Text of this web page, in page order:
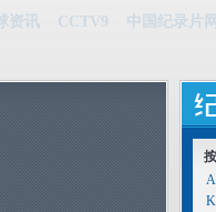
资讯 CCTV9 中国纪录片网
A
K